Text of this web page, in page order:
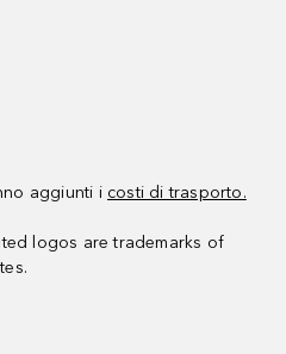
aggiunti i costi di trasporto.
logos are trademarks of